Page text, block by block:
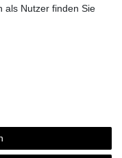
als Nutzer finden Sie